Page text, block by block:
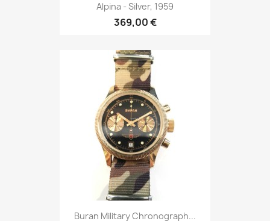
Alpina - Silver, 1959
369,00 €
Buran Military Chronograph...